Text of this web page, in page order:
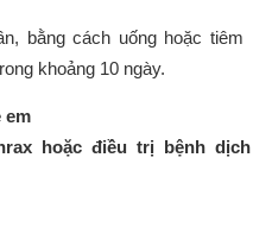
bằng cách uống hoặc tiêm
khoảng 10 ngày.
hoặc điều trị bệnh dịch